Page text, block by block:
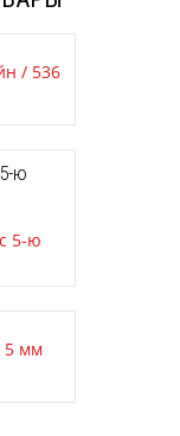
ю